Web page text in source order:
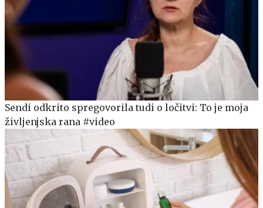
Sendi odkrito spregovorila tudi o ločitvi: To je moja
življenjska rana #video